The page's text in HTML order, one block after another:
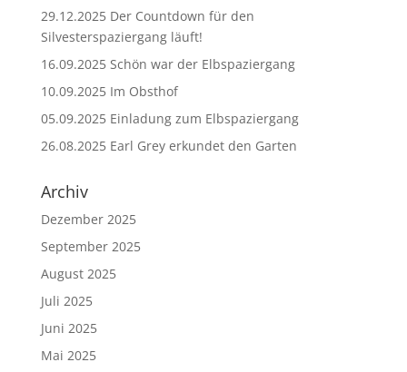
29.12.2025 Der Countdown für den
Silvesterspaziergang läuft!
16.09.2025 Schön war der Elbspaziergang
10.09.2025 Im Obsthof
05.09.2025 Einladung zum Elbspaziergang
26.08.2025 Earl Grey erkundet den Garten
Archiv
Dezember 2025
September 2025
August 2025
Juli 2025
Juni 2025
Mai 2025